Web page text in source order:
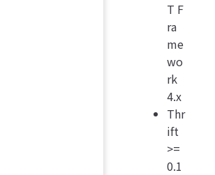
T F
ra
me
wo
rk
4.x
Thr
ift
>=
0.1